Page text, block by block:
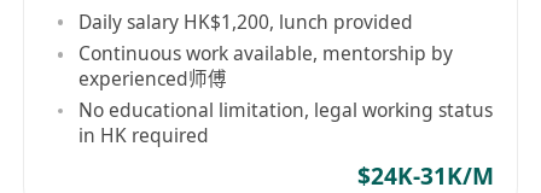
驗者亦可申請，公司提供在職指導。
能流利使用粵語溝通，具基本普通話聆聽能力；
能閱讀中文工作指示、標示及簡單書面記錄。
身體健康，具備基本體力負荷能力，可適應站
立、彎腰、攀爬梯子及短距離搬運輕型工具物
Daily salary HK$1,200, lunch provided
Continuous work available, mentorship by
experienced师傅
No educational limitation, legal working status
in HK required
$24K-31K/M